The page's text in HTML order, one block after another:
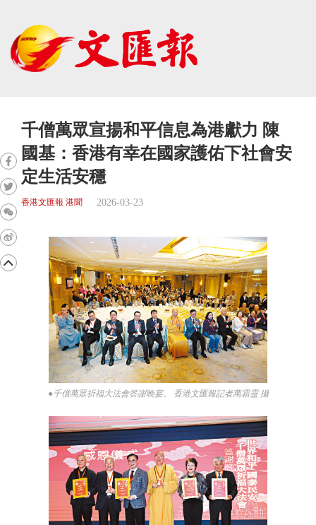
千僧萬眾宣揚和平信息為港獻力 陳
國基：香港有幸在國家護佑下社會安
定生活安穩
香港文匯報 港聞 2026-03-23
●千僧萬眾祈福大法會答謝晚宴。 香港文匯報記者萬霜靈 攝